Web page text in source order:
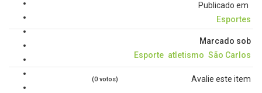
Publicado em
Esportes
Marcado sob
Esporte atletismo São Carlos
Avalie este item
(0 votos)